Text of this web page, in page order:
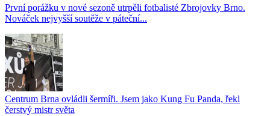
První porážku v nové sezoně utrpěli fotbalisté Zbrojovky Brno.
Nováček nejvyšší soutěže v páteční...
Centrum Brna ovládli šermíři. Jsem jako Kung Fu Panda, řekl
čerstvý mistr světa